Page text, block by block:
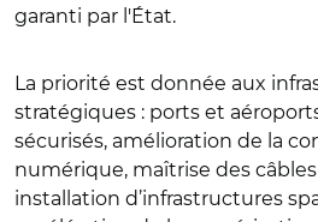
garanti par l'État.
La priorité est donnée aux
stratégiques : ports et
sécurisés, amélioration de la
numérique, maîtrise des
installation d’infrastructures